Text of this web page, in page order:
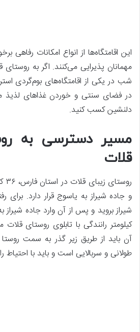
این اقامتگاه‌ها از انواع امکانات رفاهی
مهمانان پذیرایی می‌کنند. اگر به
شب در یکی از اقامتگاه‌های بوم‌گردی
در فضای سنتی و خوردن غذاهای لذیذ
دلنشین کسب کنید.
مسیر دسترسی به
قلات
و جاده شیراز به یاسوج قرار دارد. برای
کیلومتر رانندگی با تابلوی روستای
آن باید از طریق زیر گذر به سمت
طولانی و سربالایی است و باید با احتیاط